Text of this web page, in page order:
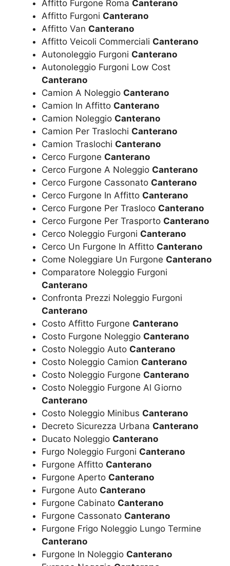
Affitto Furgone Roma Canterano
Affitto Furgoni Canterano
Affitto Van Canterano
Affitto Veicoli Commerciali Canterano
Autonoleggio Furgoni Canterano
Autonoleggio Furgoni Low Cost
Canterano
Camion A Noleggio Canterano
Camion In Affitto Canterano
Camion Noleggio Canterano
Camion Per Traslochi Canterano
Camion Traslochi Canterano
Cerco Furgone Canterano
Cerco Furgone A Noleggio Canterano
Cerco Furgone Cassonato Canterano
Cerco Furgone In Affitto Canterano
Cerco Furgone Per Trasloco Canterano
Cerco Furgone Per Trasporto Canterano
Cerco Noleggio Furgoni Canterano
Cerco Un Furgone In Affitto Canterano
Come Noleggiare Un Furgone Canterano
Comparatore Noleggio Furgoni
Canterano
Confronta Prezzi Noleggio Furgoni
Canterano
Costo Affitto Furgone Canterano
Costo Furgone Noleggio Canterano
Costo Noleggio Auto Canterano
Costo Noleggio Camion Canterano
Costo Noleggio Furgone Canterano
Costo Noleggio Furgone Al Giorno
Canterano
Costo Noleggio Minibus Canterano
Decreto Sicurezza Urbana Canterano
Ducato Noleggio Canterano
Furgo Noleggio Furgoni Canterano
Furgone Affitto Canterano
Furgone Aperto Canterano
Furgone Auto Canterano
Furgone Cabinato Canterano
Furgone Cassonato Canterano
Furgone Frigo Noleggio Lungo Termine
Canterano
Furgone In Noleggio Canterano